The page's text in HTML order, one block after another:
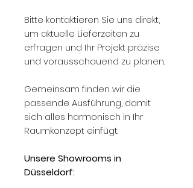
Bitte kontaktieren Sie uns direkt,
um aktuelle Lieferzeiten zu
erfragen und Ihr Projekt präzise
und vorausschauend zu planen.
Gemeinsam finden wir die
passende Ausführung, damit
sich alles harmonisch in Ihr
Raumkonzept einfügt.
Unsere Showrooms in
Düsseldorf: